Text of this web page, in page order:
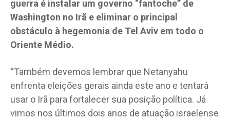
guerra é instalar um governo “fantoche” de
Washington no Irã e eliminar o principal
obstáculo à hegemonia de Tel Aviv em todo o
Oriente Médio.
“Também devemos lembrar que Netanyahu
enfrenta eleições gerais ainda este ano e tentará
usar o Irã para fortalecer sua posição política. Já
vimos nos últimos dois anos de atuação israelense